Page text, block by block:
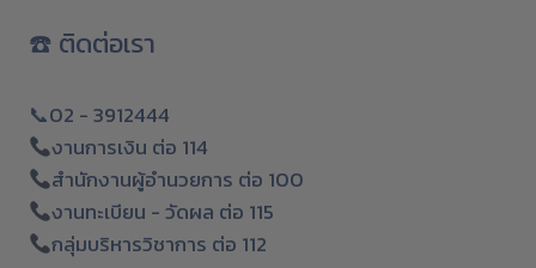
☎️ ติดต่อเรา
📞02 - 3912444
งานการเงิน ต่อ 114
สำนักงานผู้อำนวยการ ต่อ 100
งานทะเบียน - วัดผล ต่อ 115
กลุ่มบริหารวิชาการ ต่อ 112